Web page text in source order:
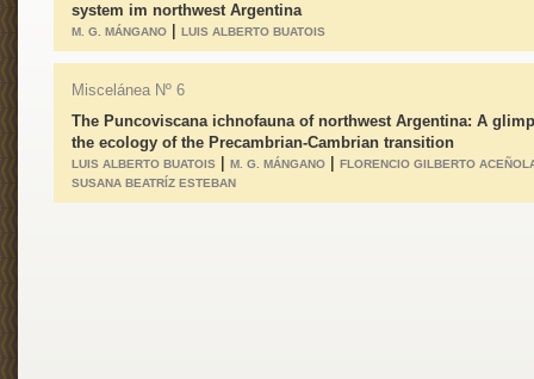
system im northwest Argentina
M. G. MÁNGANO | LUIS ALBERTO BUATOIS
Miscelánea Nº 6
The Puncoviscana ichnofauna of northwest Argentina: A
the ecology of the Precambrian-Cambrian transition
LUIS ALBERTO BUATOIS | M. G. MÁNGANO | FLORENCIO GILBERTO
SUSANA BEATRÍZ ESTEBAN